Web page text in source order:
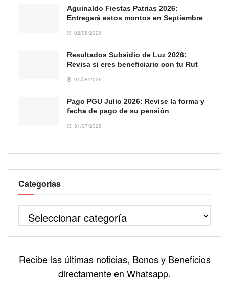
Aguinaldo Fiestas Patrias 2026:
Entregará estos montos en Septiembre
02/08/2026
Resultados Subsidio de Luz 2026:
Revisa si eres beneficiario con tu Rut
01/08/2026
Pago PGU Julio 2026: Revise la forma y
fecha de pago de su pensión
31/07/2026
Categorías
Recibe las últimas noticias, Bonos y Beneficios
directamente en Whatsapp.